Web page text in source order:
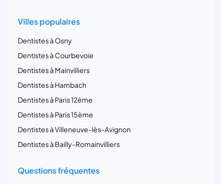
Villes populaires
Dentistes à Osny
Dentistes à Courbevoie
Dentistes à Mainvilliers
Dentistes à Hambach
Dentistes à Paris 12ème
Dentistes à Paris 15ème
Dentistes à Villeneuve-lès-Avignon
Dentistes à Bailly-Romainvilliers
Questions fréquentes